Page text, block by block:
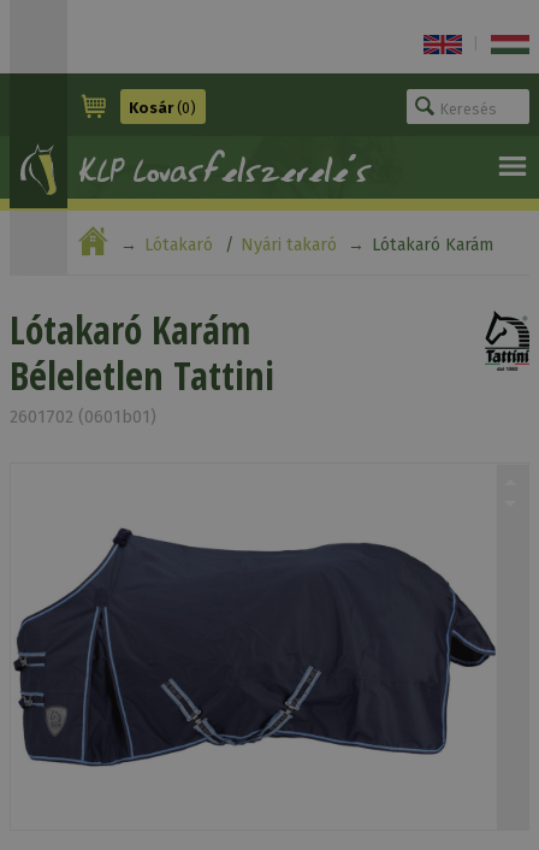
Kosár(0)
Lótakaró Nyári takaró Lótakaró Karám
Lótakaró Karám
Béleletlen Tattini
2601702 (0601b01)